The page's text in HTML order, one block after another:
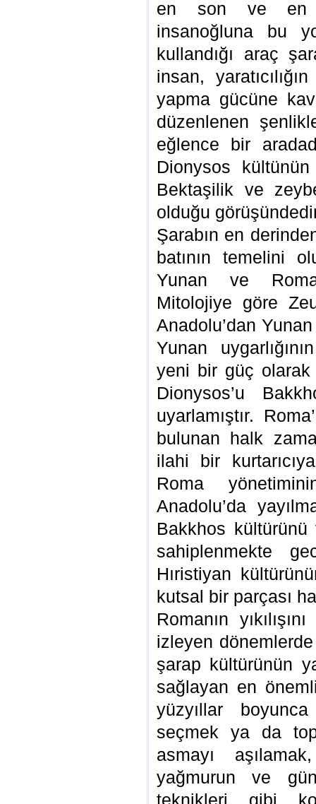
en son ve en
insanoğluna bu
kullandığı araç
insan,
yapma gücüne
düzenlenen
eğlence bir
Dionysos
Bektaşilik ve
olduğu
Şarabın en
batının temelini
Yunan ve Roma
Mitolojiye göre
Anadolu’dan Yunan
Yunan
yeni bir güç olarak
Dionysos’u
uyarlamıştır.
bulunan halk
ilahi bir
Roma
Anadolu’da
Bakkhos
sahiplenmekte
Hıristiyan
kutsal bir parçası
Romanın
izleyen
şarap kültürünün
sağlayan en
yüzyıllar
seçmek ya da
asmayı
yağmurun ve
teknikleri gibi